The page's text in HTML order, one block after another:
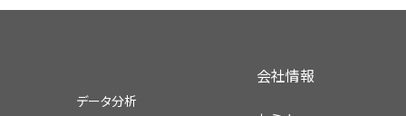
データ分析
会社情報